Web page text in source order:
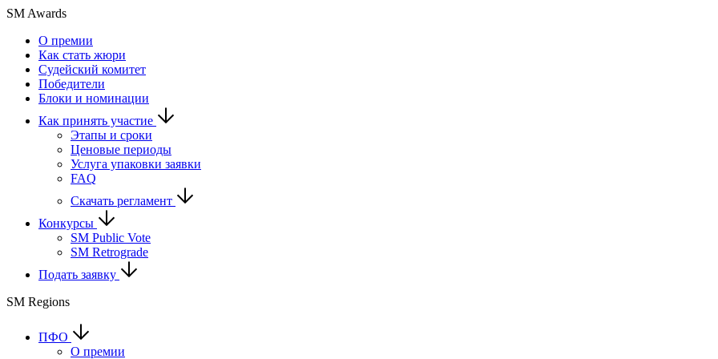
SM Awards
О премии
Как стать жюри
Судейский комитет
Победители
Блоки и номинации
Как принять участие
Этапы и сроки
Ценовые периоды
Услуга упаковки заявки
FAQ
Скачать регламент
Конкурсы
SM Public Vote
SM Retrograde
Подать заявку
SM Regions
ПФО
О премии